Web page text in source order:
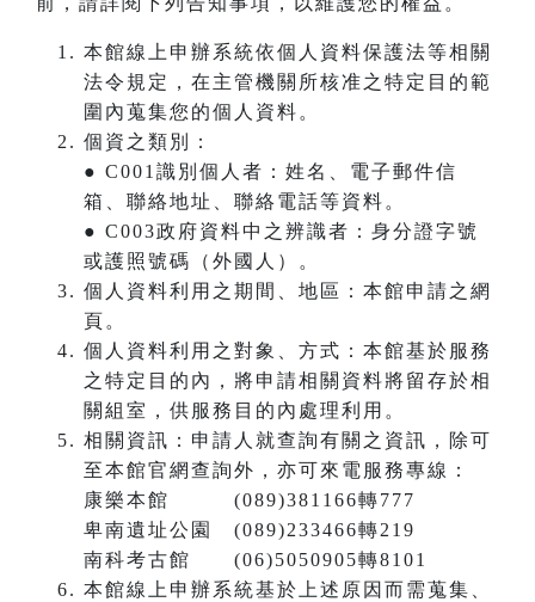
本館線上申辦系統依個人資料保護法等相關
法令規定，在主管機關所核准之特定目的範
圍內蒐集您的個人資料。
個資之類別：
● C001識別個人者：姓名、電子郵件信
箱、聯絡地址、聯絡電話等資料。
● C003政府資料中之辨識者：身分證字號
或護照號碼（外國人）。
個人資料利用之期間、地區：本館申請之網
頁。
個人資料利用之對象、方式：本館基於服務
之特定目的內，將申請相關資料將留存於相
關組室，供服務目的內處理利用。
相關資訊：申請人就查詢有關之資訊，除可
至本館官網查詢外，亦可來電服務專線：
康樂本館 (089)381166轉777
卑南遺址公園 (089)233466轉219
南科考古館 (06)5050905轉8101
本館線上申辦系統基於上述原因而需蒐集、